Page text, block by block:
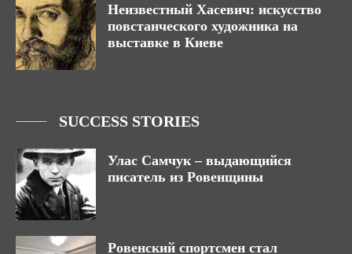
Неизвестный Хасевич: искусство
повстанческого художника на
выставке в Киеве
SUCCESS STORIES
Улас Самчук – выдающийся
писатель из Ровенщины
Ровенский спортсмен стал